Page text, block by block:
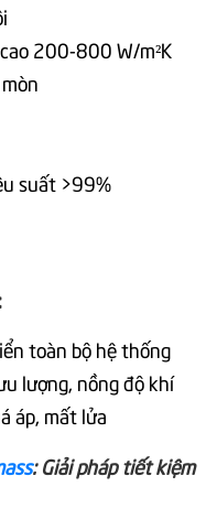
200-800 W/m²K
suất >99%
toàn bộ hệ thống
lượng, nồng độ khí
áp, mất lửa
: Giải pháp tiết kiệm